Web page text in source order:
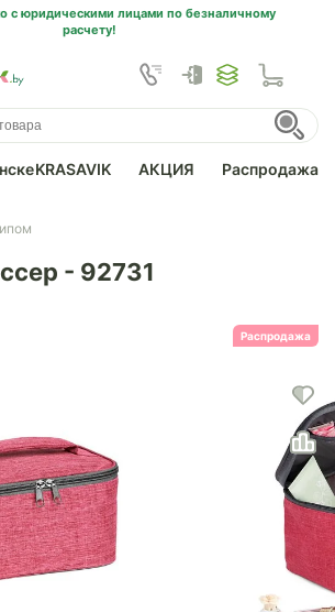
с юридическими лицами по безналичному
расчету!
KRASAVIK АКЦИЯ Распродажа
- 92731
Распродажа